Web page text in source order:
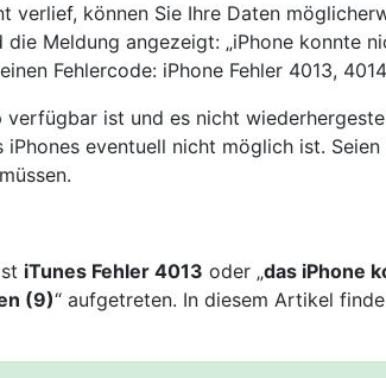
verlief, können Sie Ihre Daten
Meldung angezeigt: „iPhone konnte
Fehlercode: iPhone Fehler 4013,
ist und es nicht
eventuell nicht möglich ist.
iTunes Fehler 4013 oder „das iPhone
(9)“ aufgetreten. In diesem Artikel